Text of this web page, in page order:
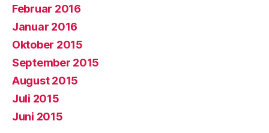
Februar 2016
Januar 2016
Oktober 2015
September 2015
August 2015
Juli 2015
Juni 2015